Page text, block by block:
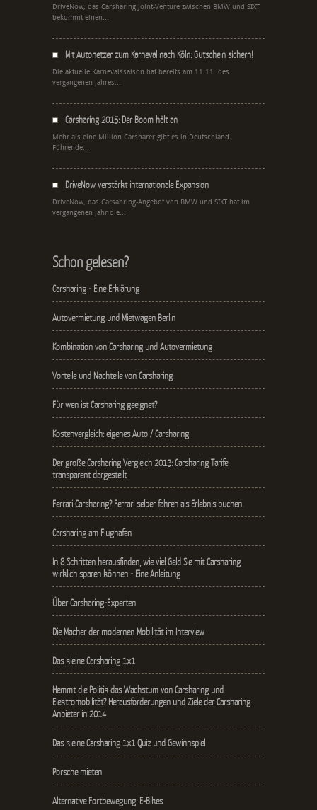
DriveNow, das Carsharing Joint-Venture zwischen BMW und SIXT
bekommt einen...
Mit Autonetzer zum Karneval nach Köln: Gutschein sichern!
Die aktuelle Karnevalssaison hat bereits am 11.11. des
vergangenen Jahres...
Carsharing 2015: Der Boom hält an
Mehr als eine Million Carsharer gibt es in Deutschland.
Führende...
DriveNow verstärkt internationale Expansion
DriveNow, das Carsahring-Angebot von BMW und SIXT hat im
vergangenen Jahr die...
Schon gelesen?
Carsharing - Eine Erklärung
Autovermietung und Mietwagen Berlin
Kombination von Carsharing und Autovermietung
Vorteile und Nachteile von Carsharing
Für wen ist Carsharing geeignet?
Kostenvergleich: eigenes Auto / Carsharing
Der große Carsharing Vergleich 2013: Carsharing Tarife
transparent dargestellt
Ferrari Carsharing? Ferrari selber fahren als Erlebnis buchen.
Carsharing am Flughafen
In 8 Schritten herausfinden, wie viel Geld Sie mit Carsharing
wirklich sparen können - Eine Anleitung
Über Carsharing-Experten
Die Macher der modernen Mobilität im Interview
Das kleine Carsharing 1x1
Hemmt die Politik das Wachstum von Carsharing und
Elektromobilität? Herausforderungen und Ziele der Carsharing
Anbieter in 2014
Das kleine Carsharing 1x1 Quiz und Gewinnspiel
Porsche mieten
Alternative Fortbewegung: E-Bikes